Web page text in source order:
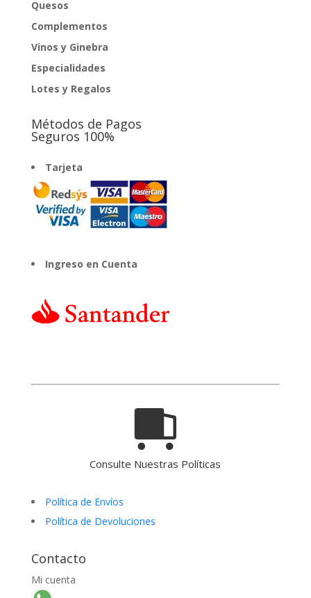
Quesos
Complementos
Vinos y Ginebra
Especialidades
Lotes y Regalos
Métodos de Pagos
Seguros 100%
Tarjeta
Ingreso en Cuenta
Consulte Nuestras Políticas
Política de Envíos
Política de Devoluciones
Contacto
Mi cuenta